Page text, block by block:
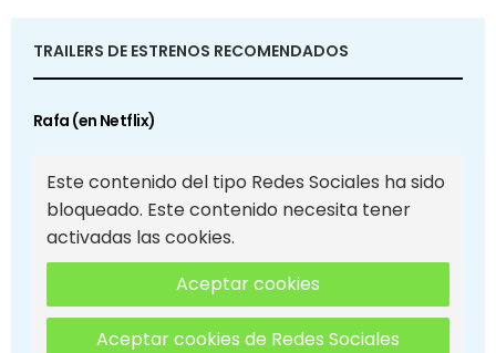
TRAILERS DE ESTRENOS RECOMENDADOS
Rafa (en Netflix)
Este contenido del tipo Redes Sociales ha sido
bloqueado. Este contenido necesita tener
activadas las cookies.
Aceptar cookies
Aceptar cookies de Redes Sociales